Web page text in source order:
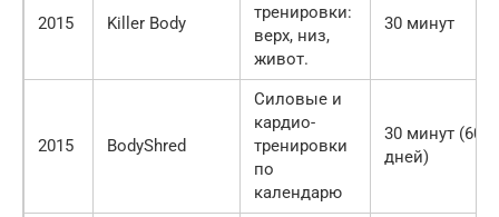
2015 Killer Body
тренировки:
верх, низ,
живот.
30 минут
2015 BodyShred
Силовые и
кардио-
тренировки
по
календарю
30 минут (60
дней)